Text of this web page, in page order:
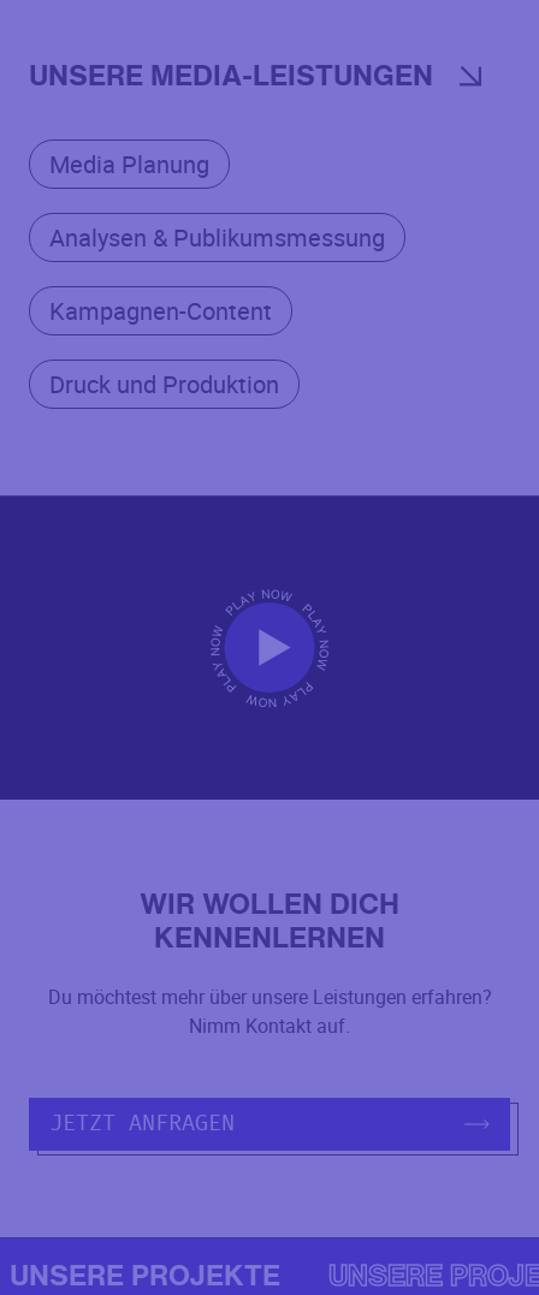
UNSERE MEDIA-LEISTUNGEN
Media Planung
Analysen & Publikumsmessung
Kampagnen-Content
Druck und Produktion
WIR WOLLEN DICH
KENNENLERNEN
Du möchtest mehr über unsere Leistungen erfahren?
Nimm Kontakt auf.
JETZT ANFRAGEN
UNSERE PROJEKTE UNSERE